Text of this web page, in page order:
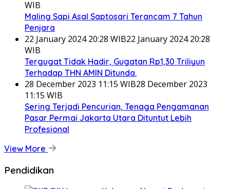
WIB
Maling Sapi Asal Saptosari Terancam 7 Tahun
Penjara
22 January 2024 20:28 WIB22 January 2024 20:28
WIB
Tergugat Tidak Hadir, Gugatan Rp1,30 Triliyun
Terhadap THN AMIN Ditunda.
28 December 2023 11:15 WIB28 December 2023
11:15 WIB
Sering Terjadi Pencurian, Tenaga Pengamanan
Pasar Permai Jakarta Utara Dituntut Lebih
Profesional
View More
Pendidikan